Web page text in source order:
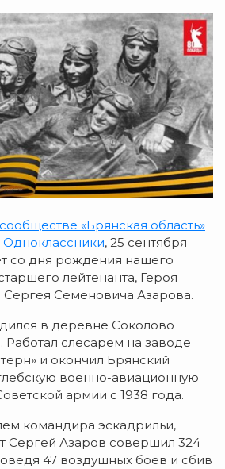
«Брянская область»
Одноклассники, 25 сентября
со дня рождения нашего
лейтенанта, Героя
Семеновича Азарова.
в деревне Соколово
Работал слесарем на заводе
и окончил Брянский
военно-авиационную
армии с 1938 года.
командира эскадрильи,
Сергей Азаров совершил 324
47 воздушных боев и сбив